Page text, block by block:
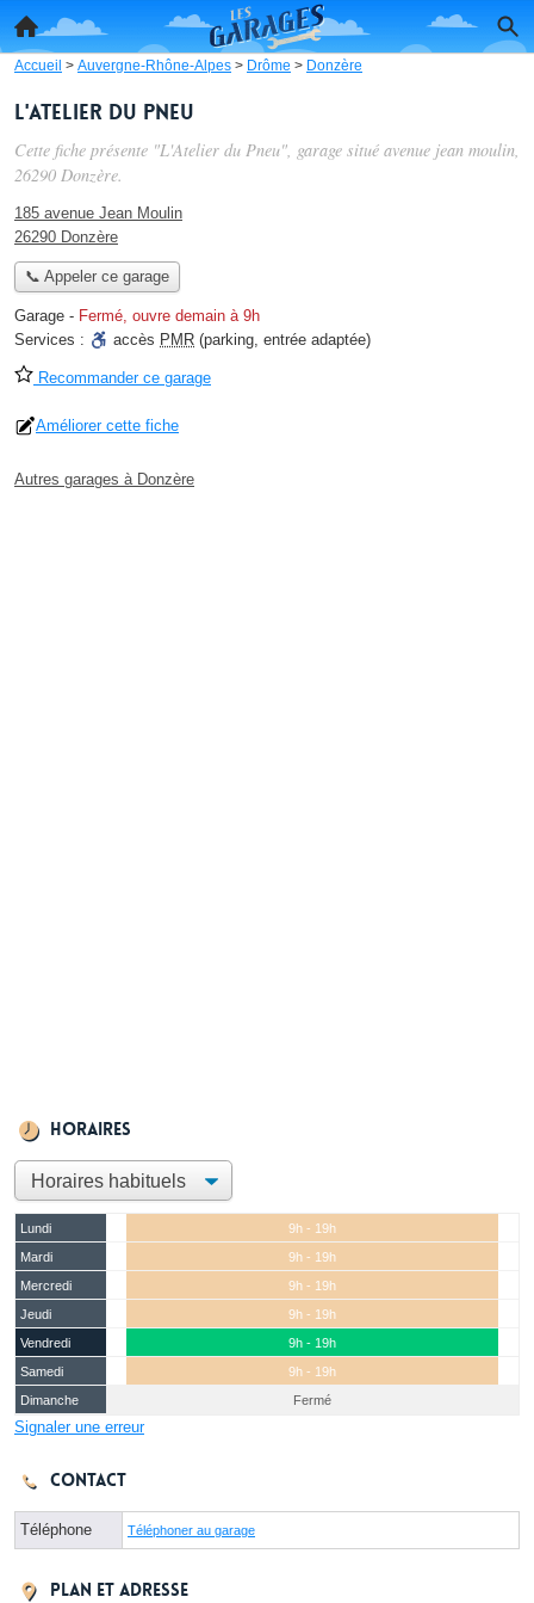
Accueil > Auvergne-Rhône-Alpes > Drôme > Donzère
L'Atelier du Pneu
Cette fiche présente "L'Atelier du Pneu", garage situé avenue jean moulin,
26290 Donzère.
185 avenue Jean Moulin
26290 Donzère
📞 Appeler ce garage
Garage - Fermé, ouvre demain à 9h
Services :
accès PMR (parking, entrée adaptée)
Recommander ce garage
Améliorer cette fiche
Autres garages à Donzère
Horaires
Lundi
9h - 19h
Mardi
9h - 19h
Mercredi
9h - 19h
Jeudi
9h - 19h
Vendredi
9h - 19h
Samedi
9h - 19h
Dimanche
Fermé
Signaler une erreur
Contact
Téléphone Téléphoner au garage
Plan et adresse